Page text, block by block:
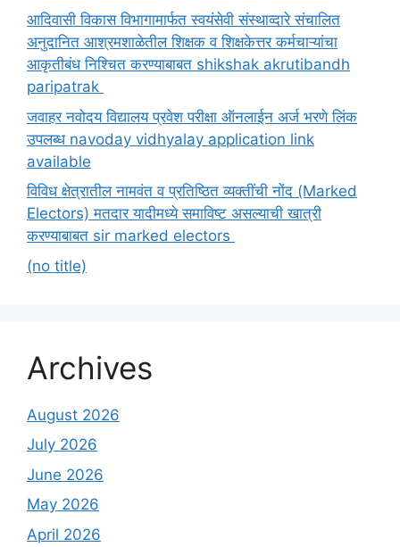
आदिवासी विकास विभागामार्फत स्वयंसेवी संस्थाव्दारे संचालित
अनुदानित आश्रमशाळेतील शिक्षक व शिक्षकेत्तर कर्मचाऱ्यांचा
आकृतीबंध निश्चित करण्याबाबत shikshak akrutibandh
paripatrak
जवाहर नवोदय विद्यालय प्रवेश परीक्षा ऑनलाईन अर्ज भरणे लिंक
उपलब्ध navoday vidhyalay application link
available
विविध क्षेत्रातील नामवंत व प्रतिष्ठित व्यक्तींची नोंद (Marked
Electors) मतदार यादीमध्ये समाविष्ट असल्याची खात्री
करण्याबाबत sir marked electors
(no title)
Archives
August 2026
July 2026
June 2026
May 2026
April 2026